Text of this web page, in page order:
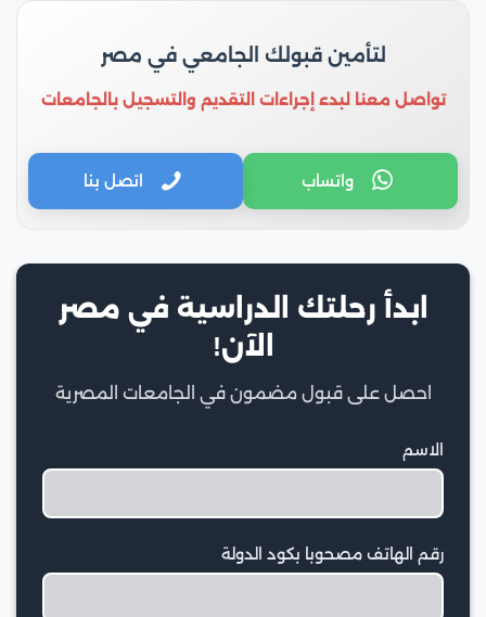
لتأمين قبولك الجامعي في مصر
تواصل معنا لبدء إجراءات التقديم والتسجيل بالجامعات
واتساب اتصل بنا
ابدأ رحلتك الدراسية في مصر
الآن!
احصل على قبول مضمون في الجامعات المصرية
الاسم
رقم الهاتف مصحوبا بكود الدولة